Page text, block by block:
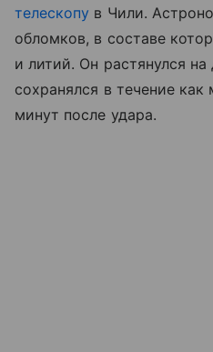
телескопу в Чили.
обломков, в составе
и литий. Он растянулся
сохранялся в течение
минут после удара.